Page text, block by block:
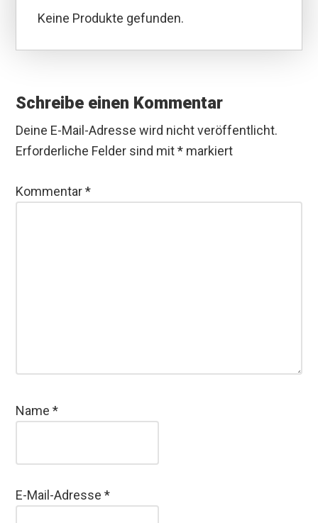
Keine Produkte gefunden.
Interaktionen
Schreibe einen Kommentar
Deine E-Mail-Adresse wird nicht veröffentlicht.
Erforderliche Felder sind mit* markiert
Kommentar*
Name*
E-Mail-Adresse*